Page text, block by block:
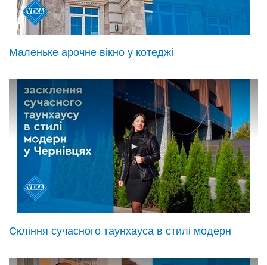
Маленьке арочне вікно у котеджі
Скління сучасного таунхауса в стилі модерн